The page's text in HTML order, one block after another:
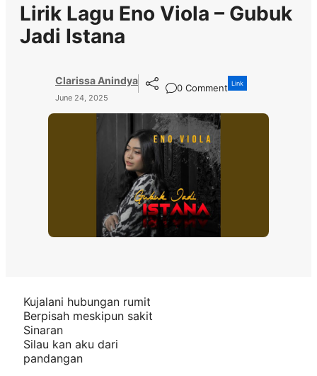
Lirik Lagu Eno Viola – Gubuk
Jadi Istana
Clarissa Anindya
June 24, 2025
0 Comment Link
Kujalani hubungan rumit
Berpisah meskipun sakit
Sinaran
Silau kan aku dari
pandangan